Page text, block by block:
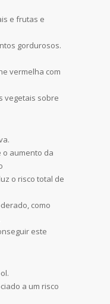
e frutas e
gordurosos.
vermelha com
vegetais sobre
o aumento da
o risco total de
como
este
a um risco